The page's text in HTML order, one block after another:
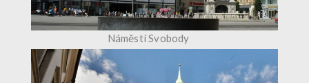
Náměstí Svobody